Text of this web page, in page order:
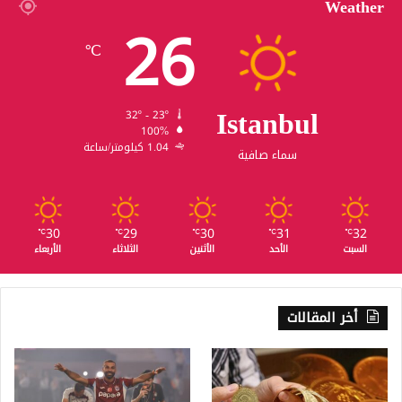
Weather
Istanbul
سماء صافية
26
℃
100%
1.04 كيلومتر/ساعة
32
℃
السبت
31
℃
الأحد
30
℃
الأثنين
29
℃
الثلاثاء
30
℃
الأربعاء
أخر المقالات